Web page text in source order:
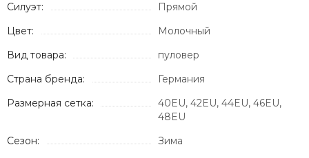
Силуэт:
Прямой
Цвет:
Молочный
Вид товара:
пуловер
Страна бренда:
Германия
Размерная сетка:
40EU, 42EU, 44EU, 46EU,
48EU
Сезон:
Зима